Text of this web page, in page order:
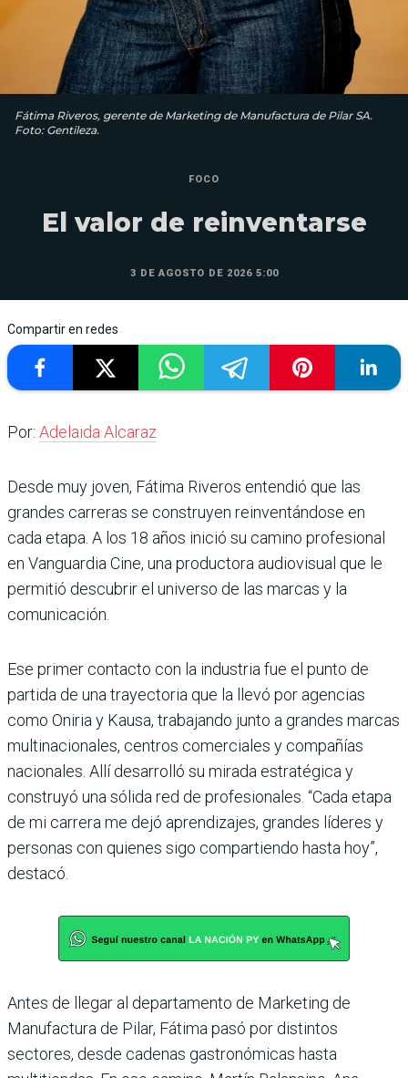
Fátima Riveros, gerente de Marketing de Manufactura de Pilar SA.
Foto: Gentileza.
FOCO
El valor de reinventarse
3 DE AGOSTO DE 2026 5:00
Compartir en redes
Por: Adelaida Alcaraz
Desde muy joven, Fátima Riveros entendió que las
grandes carreras se construyen reinventándose en
cada etapa. A los 18 años inició su camino profesional
en Vanguardia Cine, una productora audiovisual que le
permitió descubrir el universo de las marcas y la
comunicación.
Ese primer contacto con la industria fue el punto de
partida de una trayectoria que la llevó por agencias
como Oniria y Kausa, trabajando junto a grandes marcas
multinacionales, centros comerciales y compañías
nacionales. Allí desarrolló su mirada estratégica y
construyó una sólida red de profesionales. “Cada etapa
de mi carrera me dejó aprendizajes, grandes líderes y
personas con quienes sigo compartiendo hasta hoy”,
destacó.
Antes de llegar al departamento de Marketing de
Manufactura de Pilar, Fátima pasó por distintos
sectores, desde cadenas gastronómicas hasta